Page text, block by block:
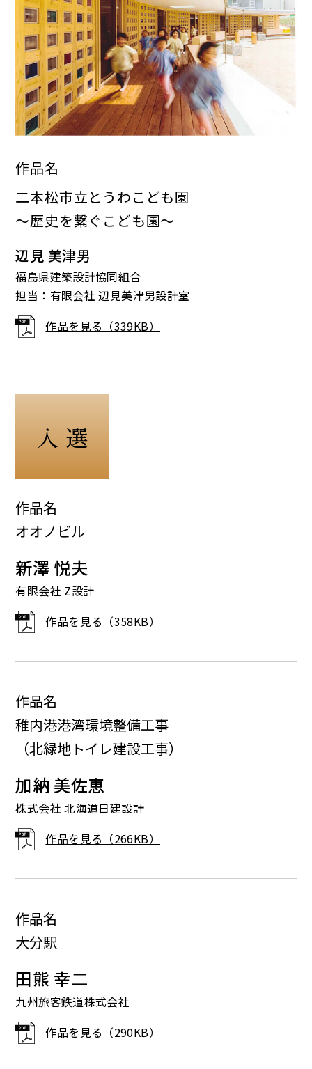
作品名
二本松市立とうわこども園
～歴史を繋ぐこども園～
辺見 美津男
福島県建築設計協同組合
担当：有限会社 辺見美津男設計室
作品を見る（339KB）
入 選
作品名
オオノビル
新澤 悦夫
有限会社 Z設計
作品を見る（358KB）
作品名
稚内港港湾環境整備工事
（北緑地トイレ建設工事）
加納 美佐恵
株式会社 北海道日建設計
作品を見る（266KB）
作品名
大分駅
田熊 幸二
九州旅客鉄道株式会社
作品を見る（290KB）